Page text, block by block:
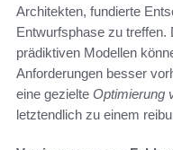
Architekten, fundierte
Entwurfsphase zu treffen.
prädiktiven Modellen
Anforderungen besser
eine gezielte Optimierung
letztendlich zu einem